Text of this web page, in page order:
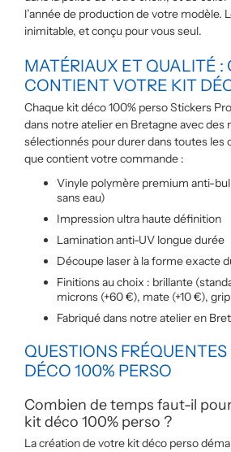
l’année de production de votre modèle.
inimitable, et conçu pour vous seul.
MATÉRIAUX ET QUALITÉ :
CONTIENT VOTRE KIT
Chaque kit déco 100% perso Stickers
dans notre atelier en Bretagne avec des
sélectionnés pour durer dans toutes les
que contient votre commande :
Vinyle polymère premium anti-
sans eau)
Impression ultra haute définition
Lamination anti-UV longue durée
Découpe laser à la forme exacte
Finitions au choix : brillante
microns (+60 €), mate (+10 €),
Fabriqué dans notre atelier en
QUESTIONS
DÉCO 100% PERSO
Combien de temps faut-il
kit déco 100% perso ?
La création de votre kit déco perso